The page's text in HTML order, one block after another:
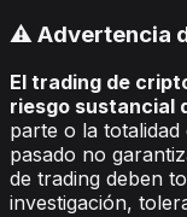
⚠️ Advertencia
El trading de
riesgo sustancial
parte o la totalidad
pasado no
de trading deben
investigación,